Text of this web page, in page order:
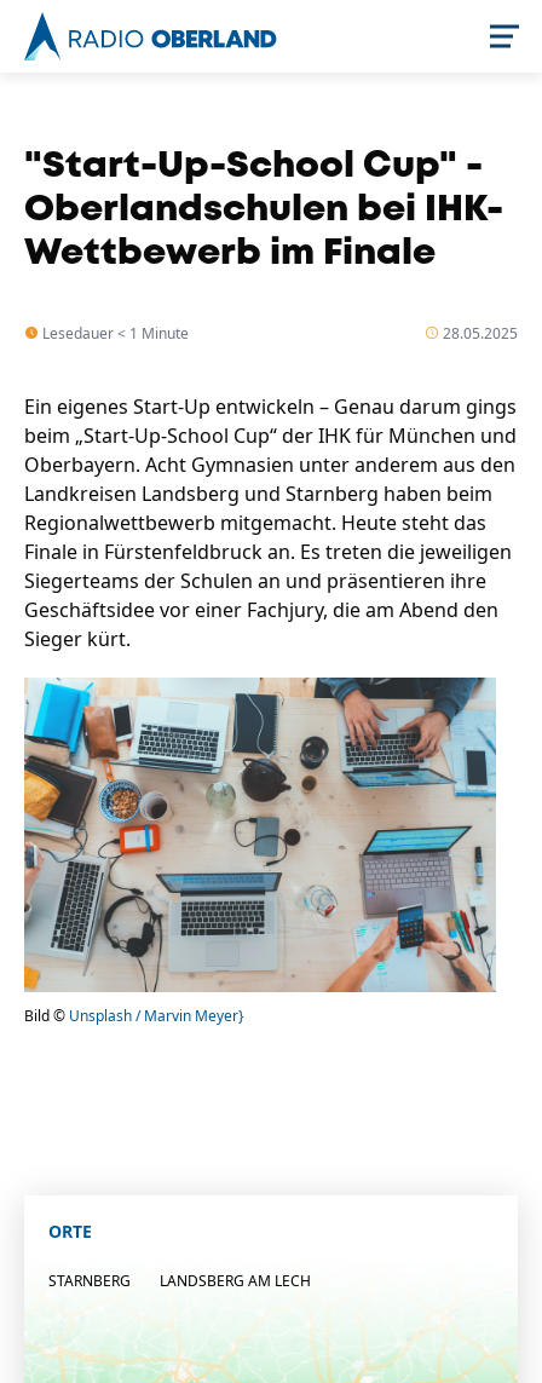
Newsreader
Stellenangebote
Unternehmen
Das geheime Geräusch
Wandern
Fotobox
Amphibienschutz
Team
Programm
Service
Nachgehört
Podcast
Newsletter
Handwerker
"Start-Up-School Cup" -
Oberlandschulen bei IHK-
Wettbewerb im Finale
Lesedauer < 1 Minute 28.05.2025
Ein eigenes Start-Up entwickeln – Genau darum gings
beim „Start-Up-School Cup“ der IHK für München und
Oberbayern. Acht Gymnasien unter anderem aus den
Landkreisen Landsberg und Starnberg haben beim
Regionalwettbewerb mitgemacht. Heute steht das
Finale in Fürstenfeldbruck an. Es treten die jeweiligen
Siegerteams der Schulen an und präsentieren ihre
Geschäftsidee vor einer Fachjury, die am Abend den
Sieger kürt.
Bild © Unsplash / Marvin Meyer}
ORTE
STARNBERG LANDSBERG AM LECH